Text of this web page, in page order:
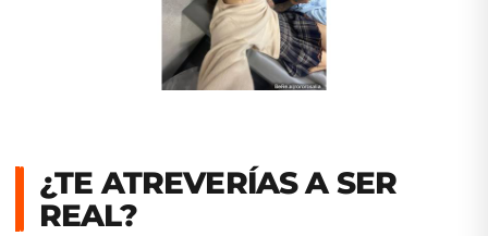
¿TE ATREVERÍAS A SER
REAL?